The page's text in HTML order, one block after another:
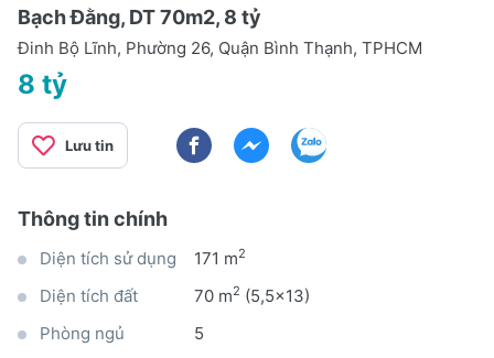
Bạch Đằng, DT 70m2, 8 tỷ
Đinh Bộ Lĩnh, Phường 26, Quận Bình Thạnh, TPHCM
8 tỷ
Lưu tin
Thông tin chính
Diện tích sử dụng 171 m2
Diện tích đất 70 m2 (5,5x13)
Phòng ngủ
5